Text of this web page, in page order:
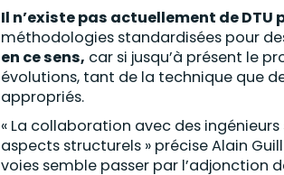
Il n’existe pas actuellement de DTU
méthodologies standardisées pour
en ce sens, car si jusqu’à présent le
évolutions, tant de la technique que
appropriés.
« La collaboration avec des
aspects structurels » précise Alain
voies semble passer par l’adjonction